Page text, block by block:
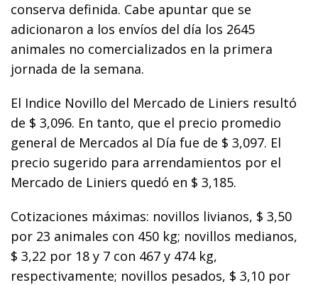
conserva definida. Cabe apuntar que se
adicionaron a los envíos del día los 2645
animales no comercializados en la primera
jornada de la semana.
El Indice Novillo del Mercado de Liniers resultó
de $ 3,096. En tanto, que el precio promedio
general de Mercados al Día fue de $ 3,097. El
precio sugerido para arrendamientos por el
Mercado de Liniers quedó en $ 3,185.
Cotizaciones máximas: novillos livianos, $ 3,50
por 23 animales con 450 kg; novillos medianos,
$ 3,22 por 18 y 7 con 467 y 474 kg,
respectivamente; novillos pesados, $ 3,10 por